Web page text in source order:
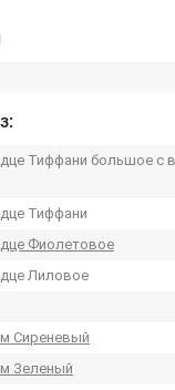
Тиффани большое с
Тиффани
Фиолетовое
Лиловое
Сиреневый
Зеленый